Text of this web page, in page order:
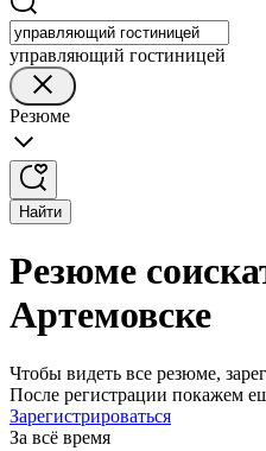
управляющий гостиницей
Резюме
Найти
Резюме
Артемовске
Чтобы видеть все резюме,
После регистрации покажем
Зарегистрироваться
За всё время